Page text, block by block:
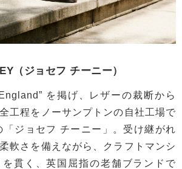
（ジョセフ チーニー）
を掲げ、レザーの裁断から
工程をノーサンプトンの自社工場で
ジョセフ チーニー」。受け継がれ
軟さを備えながら、クラフトマンシ
貫く、英国屈指の老舗ブランドで